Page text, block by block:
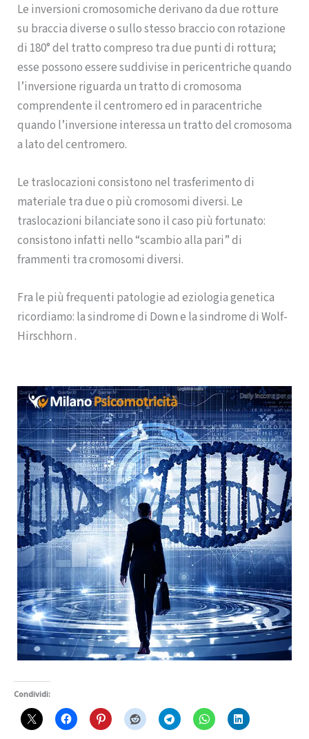
Le inversioni cromosomiche derivano da due rotture
su braccia diverse o sullo stesso braccio con rotazione
di 180° del tratto compreso tra due punti di rottura;
esse possono essere suddivise in pericentriche quando
l’inversione riguarda un tratto di cromosoma
comprendente il centromero ed in paracentriche
quando l’inversione interessa un tratto del cromosoma
a lato del centromero.
Le traslocazioni consistono nel trasferimento di
materiale tra due o più cromosomi diversi. Le
traslocazioni bilanciate sono il caso più fortunato:
consistono infatti nello “scambio alla pari” di
frammenti tra cromosomi diversi.
Fra le più frequenti patologie ad eziologia genetica
ricordiamo: la sindrome di Down e la sindrome di Wolf-
Hirschhorn .
Condividi: